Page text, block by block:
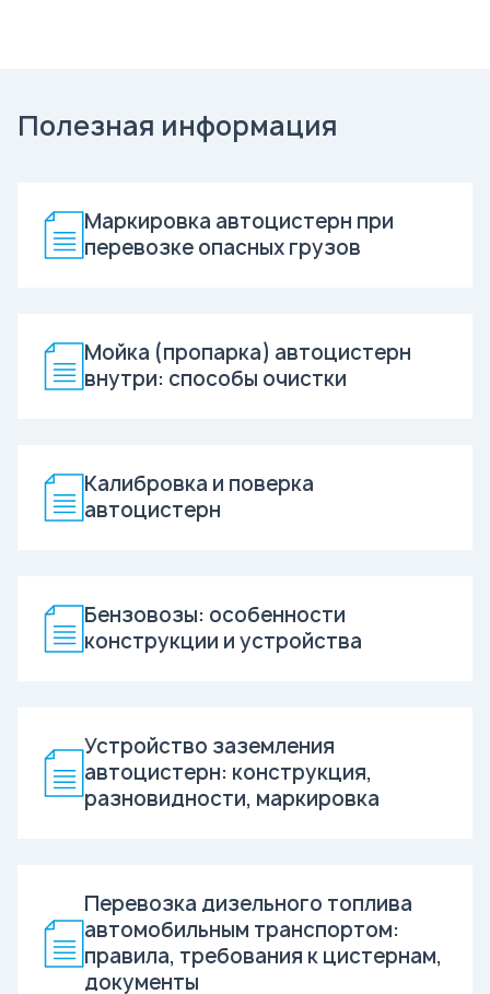
Полезная информация
Маркировка автоцистерн при
перевозке опасных грузов
Мойка (пропарка) автоцистерн
внутри: способы очистки
Калибровка и поверка
автоцистерн
Бензовозы: особенности
конструкции и устройства
Устройство заземления
автоцистерн: конструкция,
разновидности, маркировка
Перевозка дизельного топлива
автомобильным транспортом:
правила, требования к цистернам,
документы